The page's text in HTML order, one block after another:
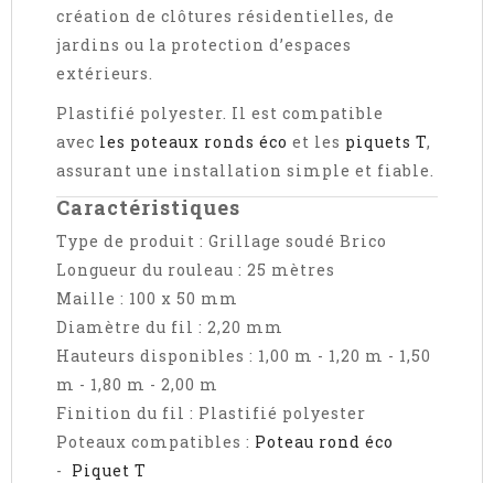
création de clôtures résidentielles, de
jardins ou la protection d’espaces
extérieurs.
Plastifié polyester. Il est compatible
avec les poteaux ronds éco et les piquets T,
assurant une installation simple et fiable.
Caractéristiques
Type de produit : Grillage soudé Brico
Longueur du rouleau : 25 mètres
Maille : 100 x 50 mm
Diamètre du fil : 2,20 mm
Hauteurs disponibles : 1,00 m - 1,20 m - 1,50
m - 1,80 m - 2,00 m
Finition du fil : Plastifié polyester
Poteaux compatibles : Poteau rond éco
- Piquet T